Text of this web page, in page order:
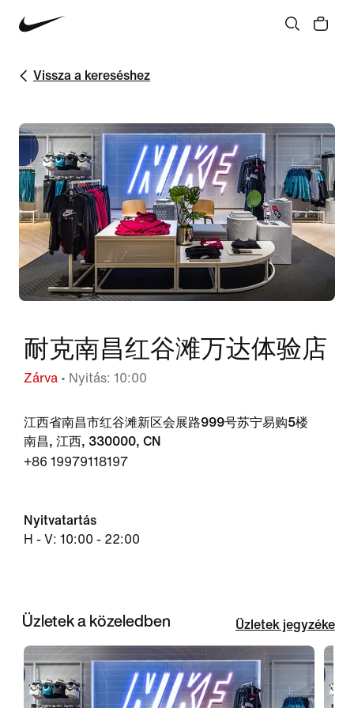
Vissza a kereséshez
耐克南昌红谷滩万达体验店
Zárva • Nyitás: 10:00
江西省南昌市红谷滩新区会展路999号苏宁易购5楼
南昌, 江西, 330000, CN
+86 19979118197
Nyitvatartás
H - V: 10:00 - 22:00
Üzletek a közeledben Üzletek jegyzéke